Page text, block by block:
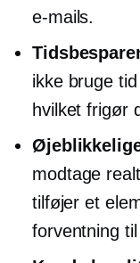
e-mails.
ikke bruge
hvilket frigør
modtage
tilføjer et
forventning